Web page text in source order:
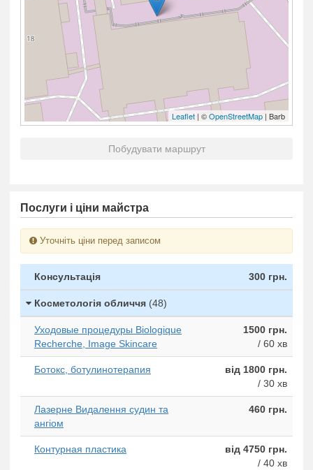
Leaflet | ©OpenStreetMap | Barb
Побудувати маршрут
Послуги і ціни майстра
Уточніть ціни перед записом
Консультація 300 грн.
Косметологія обличчя (48)
Уходовые процедуры Biologique
Recherche, Image Skincare
1500 грн.
/ 60 хв
Ботокс, ботулинотерапия
від 1800 грн.
/ 30 хв
Лазерне Видалення судин та
ангіом
460 грн.
Контурная пластика
від 4750 грн.
/ 40 хв